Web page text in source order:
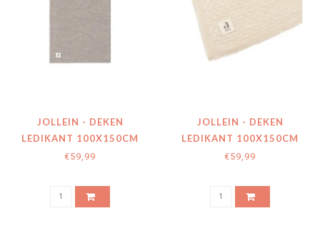
JOLLEIN - DEKEN
LEDIKANT 100X150CM
WEAVE KNIT MERINO
€59,99
JOLLEIN - DEKEN
LEDIKANT 100X150CM
WEAVE KNIT MERINO
€59,99